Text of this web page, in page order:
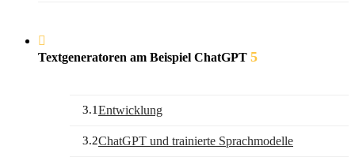
Textgeneratoren am Beispiel ChatGPT 5
3.1Entwicklung
3.2ChatGPT und trainierte Sprachmodelle